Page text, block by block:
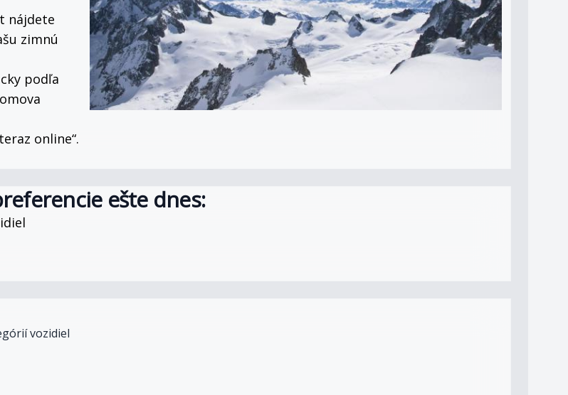
nájdete
zimnú
podľa
online“.
ešte dnes:
vozidiel